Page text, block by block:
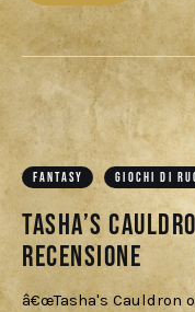
FANTASY GIOCHI DI
Tasha’s
Recensione
â€œTasha's Cauldron